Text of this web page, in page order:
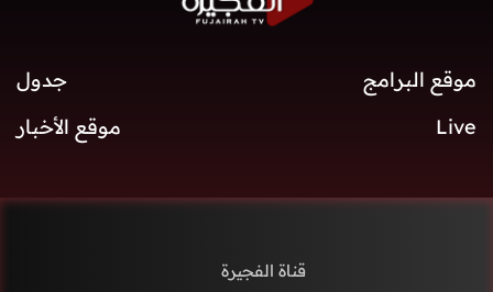
موقع البرامج
جدول
Live
موقع الأخبار
قناة الفجيرة